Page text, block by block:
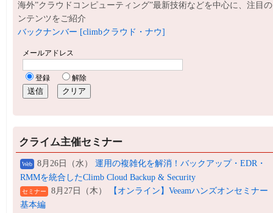
海外”クラウドコンピューティング”最新技術などを中心に、注目
ンテンツをご紹介
バックナンバー [climbクラウド・ナウ]
クライム主催セミナー
Web 8月26日（水） 運用の複雑化を解消！バックアップ・EDR・
RMMを統合したClimb Cloud Backup & Security
セミナー 8月27日（木）
【オンライン】Veeamハンズオンセミナー
基本編